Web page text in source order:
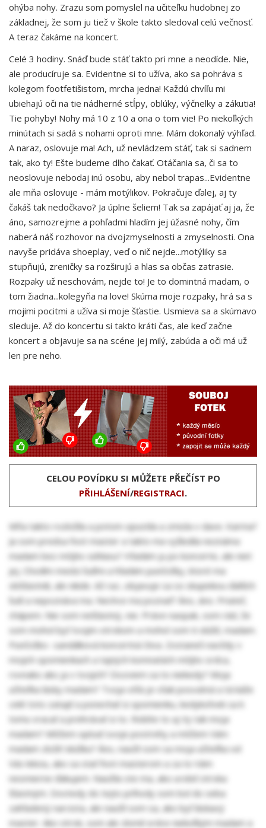
ohýba nohy. Zrazu som pomyslel na učiteľku hudobnej zo
základnej, že som ju tiež v škole takto sledoval celú večnosť.
A teraz čakáme na koncert.
Celé 3 hodiny. Snáď bude stáť takto pri mne a neodíde. Nie,
ale producíruje sa. Evidentne si to užíva, ako sa pohráva s
kolegom footfetišistom, mrcha jedna! Každú chvíľu mi
ubiehajú oči na tie nádherné stĺpy, oblúky, výčnelky a zákutia!
Tie pohyby! Nohy má 10 z 10 a ona o tom vie! Po niekoľkých
minútach si sadá s nohami oproti mne. Mám dokonalý výhľad.
A naraz, oslovuje ma! Ach, už nevládzem stáť, tak si sadnem
tak, ako ty! Ešte budeme dlho čakať. Otáčania sa, či sa to
neoslovuje nebodaj inú osobu, aby nebol trapas...Evidentne
ale mňa oslovuje - mám motýlikov. Pokračuje ďalej, aj ty
čakáš tak nedočkavo? Ja úplne šeliem! Tak sa zapájať aj ja, že
áno, samozrejme a pohľadmi hladím jej úžasné nohy, čím
naberá náš rozhovor na dvojzmyselnosti a zmyselnosti. Ona
navyše pridáva shoeplay, veď o nič nejde...motýliky sa
stupňujú, zreničky sa rozširujú a hlas sa občas zatrasie.
Rozpaky už neschovám, nejde to! Je to domintná madam, o
tom žiadna...kolegyňa na love! Skúma moje rozpaky, hrá sa s
mojimi pocitmi a užíva si moje šťastie. Usmieva sa a skúmavo
sleduje. Až do koncertu si takto kráti čas, ale keď začne
koncert a objavuje sa na scéne jej milý, zabúda a oči má už
len pre neho.
CELOU POVÍDKU SI MŮŽETE PŘEČÍST PO
PŘIHLÁŠENÍ/REGISTRACI.
Mňa takto rozložila a potom opustila a zmizla v dave. Karma?
Ja som predsa foot master a takto ma vyškolila neznáma
madam bez môjho súhlasu? Hľadám ju po koncerte, ale niet
jej. Chodím medzi ľuďmi a hľadám punčošky, ktoré ma
obšťastnili, ale nikde. Až raz...objavuje sa so skupinkou ďalších
ľudí a nepoznáva ma. Nechce ma poznať? Áno, áno. Priateľ,
chápem. Nie som nešťastný, nie. Práve naopak, som rád, že
som mohol byť tvojim otrokom a mohol som ti slúžiť, madam.
Punčoško- sandálková koncertná Diva. Zostaneš navždy v
mojich spomienkach a tajných komnatách môjho srdca,
rovnako ako ja v tvojich? Dozviem sa to niekedy? Moja
učiteľka lásky madam? Tvoja vôľa je však posvätná a tá káže
celé toto zatajiť a ponechať si spomienku, kedykoľvek sa k
tomu vracať a prehrávať si to. Robíte to aj Vy tak moja
madam? Môžem opísať svoje postrehy a môžem Vám
madam zložiť skúšku? Áno, naučil som sa moja učiteľka od
Vás lekciu, ako sa stať foot masterom a za to Vám
nesmierne ďakujem. Naučila ste ma, ako urobiť otroka
šťastným. Dovtedy do tejto príhody som bol do seba
zahľadený narcista, ale naučil som sa, ako byť láskavý
master. Ako otrok, som ale zlomil srdce niekoľkým madam a